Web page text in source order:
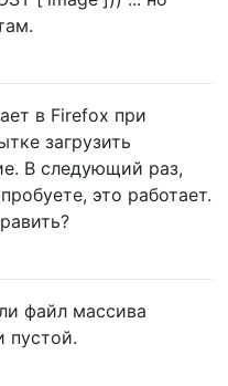
= width;
= canvas.toDataURL
getElementById(
into file reader
(
dataurl);
в Firefox при
загрузить
В следующий раз,
это работает.
файл массива
пустой.